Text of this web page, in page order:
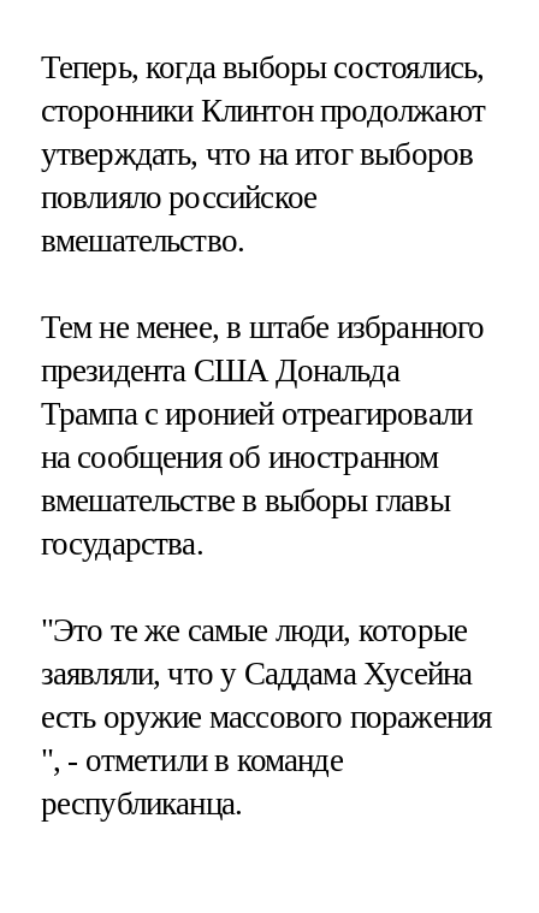
Теперь, когда выборы состоялись,
сторонники Клинтон продолжают
утверждать, что на итог выборов
повлияло российское
вмешательство.
Тем не менее, в штабе избранного
президента США Дональда
Трампа с иронией отреагировали
на сообщения об иностранном
вмешательстве в выборы главы
государства.
"Это те же самые люди, которые
заявляли, что у Саддама Хусейна
есть оружие массового поражения
", - отметили в команде
республиканца.